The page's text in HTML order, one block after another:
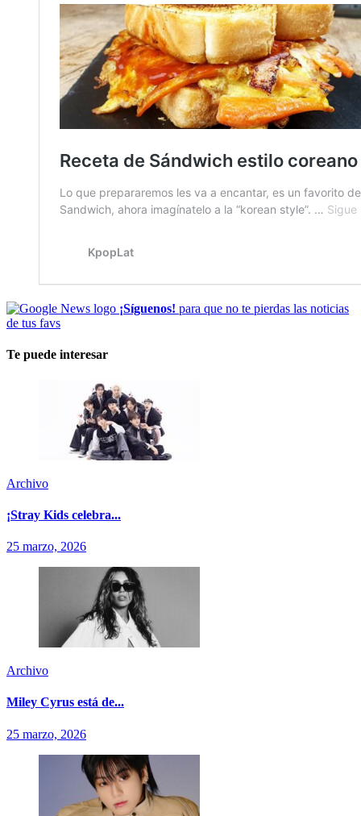
¡Síguenos! para que no te pierdas las noticias
de tus favs
Te puede interesar
Archivo
¡Stray Kids celebra...
25 marzo, 2026
Archivo
Miley Cyrus está de...
25 marzo, 2026